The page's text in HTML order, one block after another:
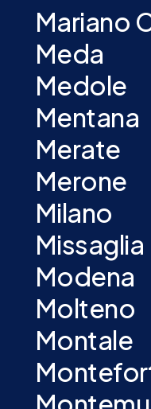
Mariano
Meda
Medole
Mentana
Merate
Merone
Milano
Missaglia
Modena
Molteno
Montale